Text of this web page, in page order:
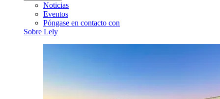
Noticias
Eventos
Póngase en contacto con
Sobre Lely